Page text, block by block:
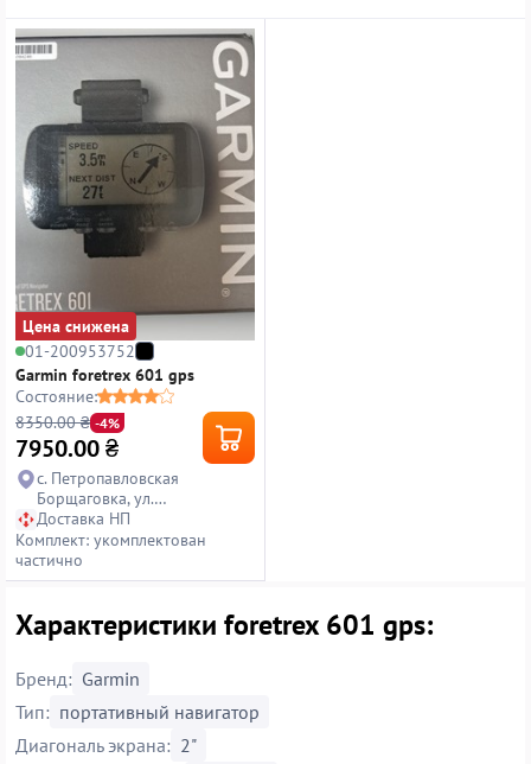
Цена снижена
01-200953752
Garmin foretrex 601 gps
Состояние:
8350.00 ₴ -4%
7950.00₴
с. Петропавловская
Борщаговка, ул.
Петропавловская, 14
Доставка НП
Комплект: укомплектован
частично
Характеристики foretrex 601 gps:
Бренд: Garmin
Тип: портативный навигатор
Диагональ экрана: 2"